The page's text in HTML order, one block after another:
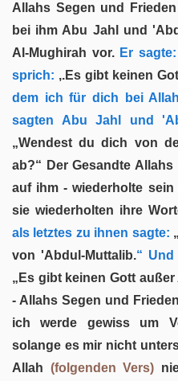
Allahs Segen und
bei ihm Abu Jahl und
Al-Mughirah vor.Er sagte:
sprich: ‚.Es gibt keinen
dem ich für dich bei
sagten Abu Jahl und
„Wendest du dich von
ab?“ Der Gesandte
auf ihm - wiederholte
sie wiederholten ihre
als letztes zu ihnen sagte:
von 'Abdul-Muttalib.“
„Es gibt keinen Gott
- Allahs Segen und
ich werde gewiss um
solange es mir nicht
Allah (folgenden Vers)